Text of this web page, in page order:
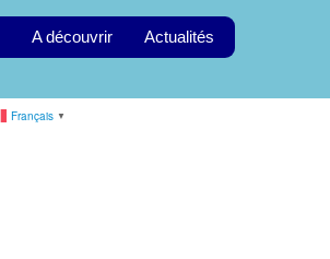
A découvrir Actualités
Français ▼